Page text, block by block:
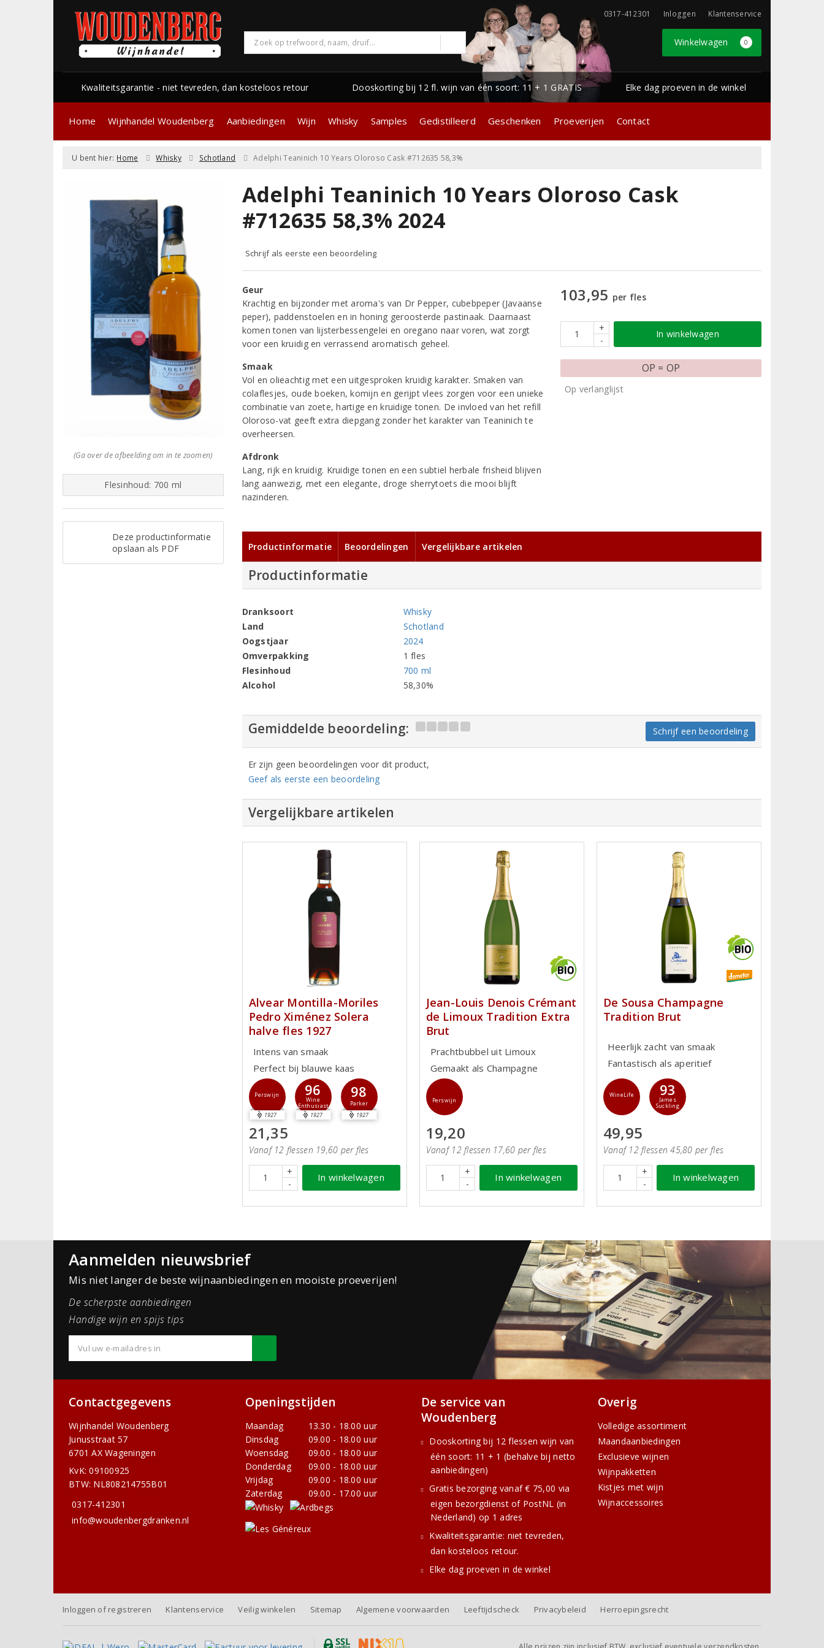
0317-412301 Inloggen Klantenservice
Winkelwagen 0
Kwaliteitsgarantie - niet tevreden, dan kosteloos retour Dooskorting bij 12 fl. wijn van één soort: 11 + 1 GRATIS Elke dag proeven in de winkel
Home Wijnhandel Woudenberg Aanbiedingen Wijn Whisky Samples Gedistilleerd Geschenken Proeverijen Contact
U bent hier: Home Whisky Schotland Adelphi Teaninich 10 Years Oloroso Cask #712635 58,3%
(Ga over de afbeelding om in te zoomen)
Flesinhoud: 700 ml
Deze productinformatie
opslaan als PDF
Adelphi Teaninich 10 Years Oloroso Cask
#712635 58,3% 2024
Schrijf als eerste een beoordeling
Geur
Krachtig en bijzonder met aroma's van Dr Pepper, cubebpeper (Javaanse
peper), paddenstoelen en in honing geroosterde pastinaak. Daarnaast
komen tonen van lijsterbessengelei en oregano naar voren, wat zorgt
voor een kruidig en verrassend aromatisch geheel.
Smaak
Vol en olieachtig met een uitgesproken kruidig karakter. Smaken van
colaflesjes, oude boeken, komijn en gerijpt vlees zorgen voor een unieke
combinatie van zoete, hartige en kruidige tonen. De invloed van het refill
Oloroso-vat geeft extra diepgang zonder het karakter van Teaninich te
overheersen.
Afdronk
Lang, rijk en kruidig. Kruidige tonen en een subtiel herbale frisheid blijven
lang aanwezig, met een elegante, droge sherrytoets die mooi blijft
nazinderen.
103,95 per fles
+
-
In winkelwagen
OP = OP
Op verlanglijst
Productinformatie Beoordelingen Vergelijkbare artikelen
Productinformatie
Dranksoort
Whisky
Land
Schotland
Oogstjaar
2024
Omverpakking
1 fles
Flesinhoud
700 ml
Alcohol
58,30%
Gemiddelde beoordeling: Schrijf een beoordeling
Er zijn geen beoordelingen voor dit product,
Geef als eerste een beoordeling
Vergelijkbare artikelen
Alvear Montilla-Moriles
Pedro Ximénez Solera
halve fles 1927
Intens van smaak
Perfect bij blauwe kaas
Perswijn
1927
96
Wine
Enthusiast
1927
98
Parker
1927
21,35
Vanaf 12 flessen 19,60 per fles
+
-
In winkelwagen
Jean-Louis Denois Crémant
de Limoux Tradition Extra
Brut
Prachtbubbel uit Limoux
Gemaakt als Champagne
Perswijn
19,20
Vanaf 12 flessen 17,60 per fles
+
-
In winkelwagen
De Sousa Champagne
Tradition Brut
Heerlijk zacht van smaak
Fantastisch als aperitief
WineLife 93
James
Suckling
49,95
Vanaf 12 flessen 45,80 per fles
+
-
In winkelwagen
Aanmelden nieuwsbrief
Mis niet langer de beste wijnaanbiedingen en mooiste proeverijen!
De scherpste aanbiedingen
Handige wijn en spijs tips
Contactgegevens
Wijnhandel Woudenberg
Junusstraat 57
6701 AX Wageningen
KvK: 09100925
BTW: NL808214755B01
0317-412301
info@woudenbergdranken.nl
Openingstijden
Maandag
13.30 - 18.00 uur
Dinsdag
09.00 - 18.00 uur
Woensdag
09.00 - 18.00 uur
Donderdag
09.00 - 18.00 uur
Vrijdag
09.00 - 18.00 uur
Zaterdag
09.00 - 17.00 uur
De service van
Woudenberg
Dooskorting bij 12 flessen wijn van
één soort: 11 + 1 (behalve bij netto
aanbiedingen)
Gratis bezorging vanaf € 75,00 via
eigen bezorgdienst of PostNL (in
Nederland) op 1 adres
Kwaliteitsgarantie: niet tevreden,
dan kosteloos retour.
Elke dag proeven in de winkel
Overig
Volledige assortiment
Maandaanbiedingen
Exclusieve wijnen
Wijnpakketten
Kistjes met wijn
Wijnaccessoires
Inloggen of registreren Klantenservice Veilig winkelen Sitemap Algemene voorwaarden Leeftijdscheck Privacybeleid Herroepingsrecht